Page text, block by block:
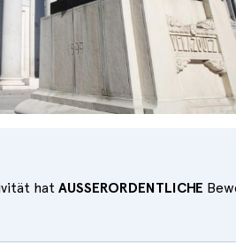
hat AUSSERORDENTLICHE